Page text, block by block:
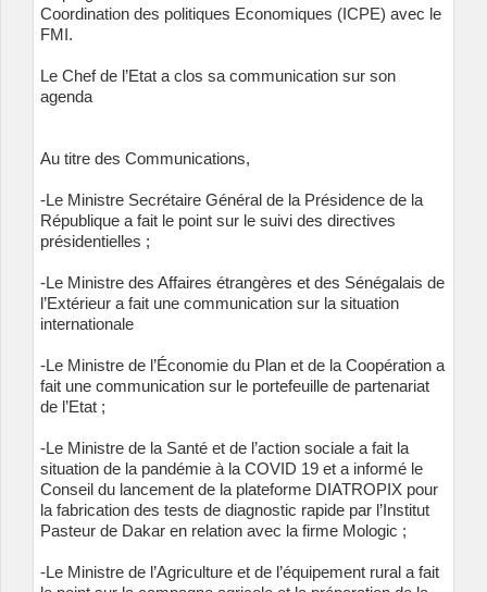
Coordination des politiques Economiques (ICPE) avec le
FMI.
Le Chef de l’Etat a clos sa communication sur son
agenda
Au titre des Communications,
-Le Ministre Secrétaire Général de la Présidence de la
République a fait le point sur le suivi des directives
présidentielles ;
-Le Ministre des Affaires étrangères et des Sénégalais de
l’Extérieur a fait une communication sur la situation
internationale
-Le Ministre de l’Économie du Plan et de la Coopération a
fait une communication sur le portefeuille de partenariat
de l’Etat ;
-Le Ministre de la Santé et de l’action sociale a fait la
situation de la pandémie à la COVID 19 et a informé le
Conseil du lancement de la plateforme DIATROPIX pour
la fabrication des tests de diagnostic rapide par l’Institut
Pasteur de Dakar en relation avec la firme Mologic ;
-Le Ministre de l’Agriculture et de l’équipement rural a fait